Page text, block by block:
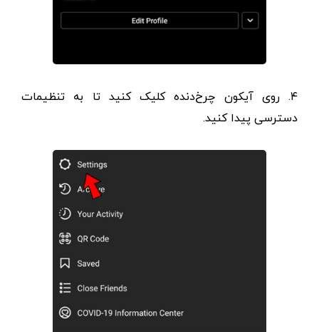
۴. روی آیکون چرخ‌دنده کلیک کنید تا به تنظیمات
دسترسی پیدا کنید.